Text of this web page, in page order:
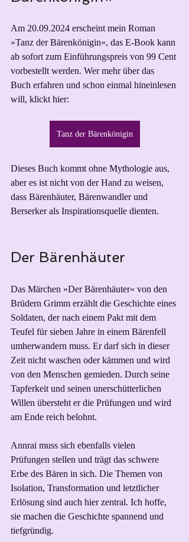
Am 20.09.2024 erscheint mein Roman
»Tanz der Bärenkönigin«, das E-Book kann
ab sofort zum Einführungspreis von 99 Cent
vorbestellt werden. Wer mehr über das
Buch erfahren und schon einmal hineinlesen
will, klickt hier:
Tanz der Bärenkönigin
Dieses Buch kommt ohne Mythologie aus,
aber es ist nicht von der Hand zu weisen,
dass Bärenhäuter, Bärenwandler und
Berserker als Inspirationsquelle dienten.
Der Bärenhäuter
Das Märchen »Der Bärenhäuter« von den
Brüdern Grimm erzählt die Geschichte eines
Soldaten, der nach einem Pakt mit dem
Teufel für sieben Jahre in einem Bärenfell
umherwandern muss. Er darf sich in dieser
Zeit nicht waschen oder kämmen und wird
von den Menschen gemieden. Durch seine
Tapferkeit und seinen unerschütterlichen
Willen übersteht er die Prüfungen und wird
am Ende reich belohnt.
Annrai muss sich ebenfalls vielen
Prüfungen stellen und trägt das schwere
Erbe des Bären in sich. Die Themen von
Isolation, Transformation und letztlicher
Erlösung sind auch hier zentral. Ich hoffe,
sie machen die Geschichte spannend und
tiefgründig.